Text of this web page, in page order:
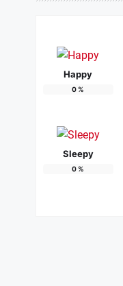
Happy
0%
Sleepy
0%